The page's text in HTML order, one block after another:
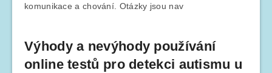
komunikace a chování. Otázky jsou nav
Výhody a nevýhody používání
online testů pro detekci autismu u